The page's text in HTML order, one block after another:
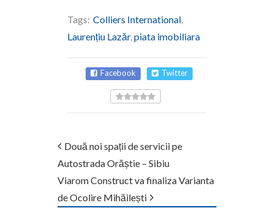
Tags: Colliers International,
Laurențiu Lazăr,piata imobiliara
Facebook Twitter
Două noi spații de servicii pe
Autostrada Orăștie – Sibiu
Viarom Construct va finaliza Varianta
de Ocolire Mihăilești